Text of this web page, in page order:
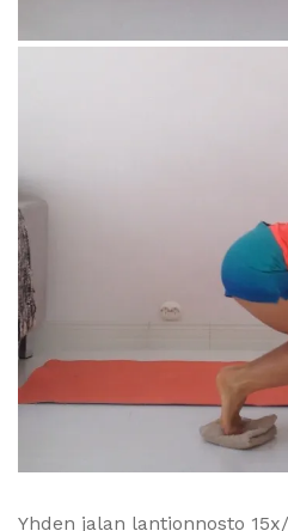
Yhden jalan lantionnosto